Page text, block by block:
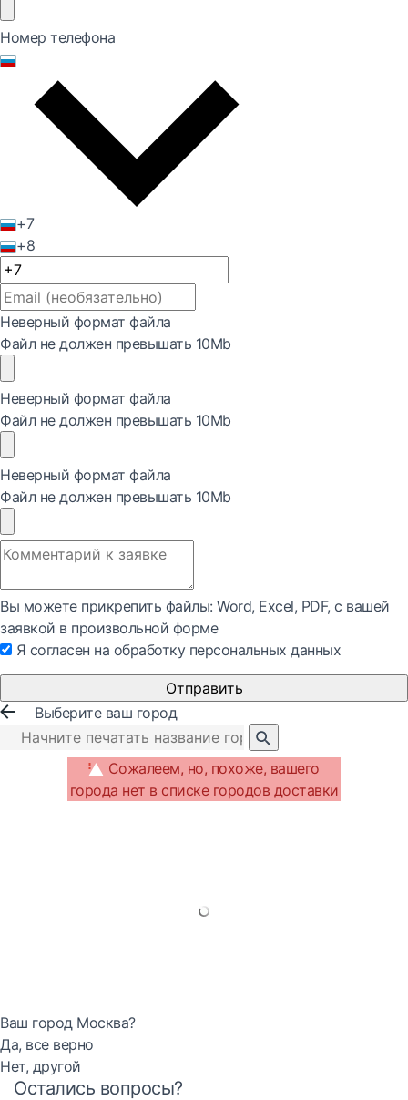
Номер телефона
+7
+8
Неверный формат файла
Файл не должен превышать 10Mb
Неверный формат файла
Файл не должен превышать 10Mb
Неверный формат файла
Файл не должен превышать 10Mb
Вы можете прикрепить файлы: Word, Exсel, PDF, с вашей
заявкой в произвольной форме
Я согласен на обработку персональных данных
Отправить
Выберите ваш город
Сожалеем, но, похоже, вашего
города нет в списке городов доставки
Ваш город Москва?
Да, все верно
Нет, другой
Остались вопросы?